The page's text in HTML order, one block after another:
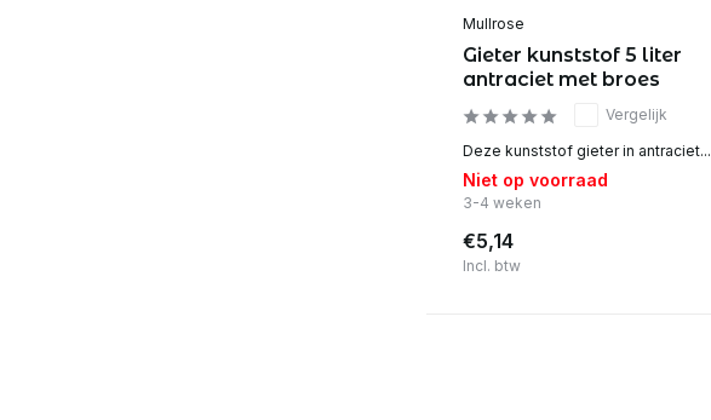
Mullrose
Gieter kunststof 5 liter
antraciet met broes
Vergelijk
Deze kunststof gieter in antraciet...
Niet op voorraad
3-4 weken
€5,14
Incl. btw